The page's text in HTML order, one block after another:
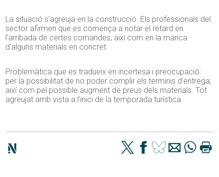
La situació s’agreuja en la construcció. Els professionals del
sector afirmen que es comença a notar el retard en
l’arribada de certes comandes, així com en la manca
d’alguns materials en concret.
Problemàtica que es tradueix en incertesa i preocupació:
per la possibilitat de no poder complir els terminis d’entrega;
així com pel possible augment de preus dels materials. Tot
agreujat amb vista a l’inici de la temporada turística.